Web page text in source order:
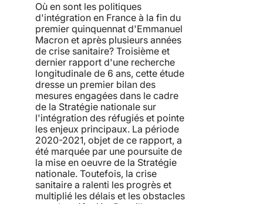
Où en sont les politiques
d'intégration en France à la fin du
premier quinquennat d'Emmanuel
Macron et après plusieurs années
de crise sanitaire? Troisième et
dernier rapport d'une recherche
longitudinale de 6 ans, cette étude
dresse un premier bilan des
mesures engagées dans le cadre
de la Stratégie nationale sur
l'intégration des réfugiés et pointe
les enjeux principaux. La période
2020-2021, objet de ce rapport, a
été marquée par une poursuite de
la mise en oeuvre de la Stratégie
nationale. Toutefois, la crise
sanitaire a ralenti les progrès et
multiplié les délais et les obstacles